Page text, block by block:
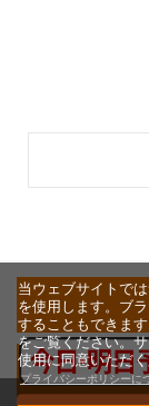
当ウェブサイトで
を使用します。ブ
することもできま
をご覧ください。
使用に同意いただ
プライバシーポリシーに